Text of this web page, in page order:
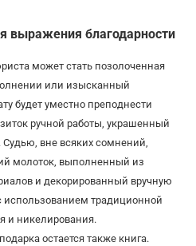
выражения благодарности
может стать позолоченная
или изысканный
будет уместно преподнести
ручной работы, украшенный
вне всяких сомнений,
молоток, выполненный из
и декорированный вручную
использованием традиционной
и никелирования.
остается также книга.